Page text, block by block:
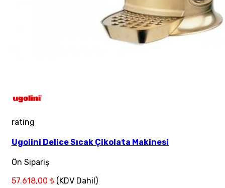
rating
Ugolini Delice Sıcak Çikolata Makinesi
Ön Sipariş
57.618,00 ₺ (KDV Dahil)